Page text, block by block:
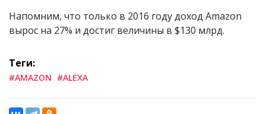
Напомним, что только в 2016 году доход Amazon
вырос на 27% и достиг величины в $130 млрд.
Теги:
#AMAZON #ALEXA